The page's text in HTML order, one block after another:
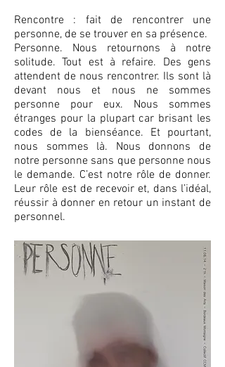
Rencontre : fait de rencontrer une
personne, de se trouver en sa présence.
Personne. Nous retournons à notre
solitude. Tout est à refaire. Des gens
attendent de nous rencontrer. Ils sont là
devant nous et nous ne sommes
personne pour eux. Nous sommes
étranges pour la plupart car brisant les
codes de la bienséance. Et pourtant,
nous sommes là. Nous donnons de
notre personne sans que personne nous
le demande. C’est notre rôle de donner.
Leur rôle est de recevoir et, dans l’idéal,
réussir à donner en retour un instant de
personnel.